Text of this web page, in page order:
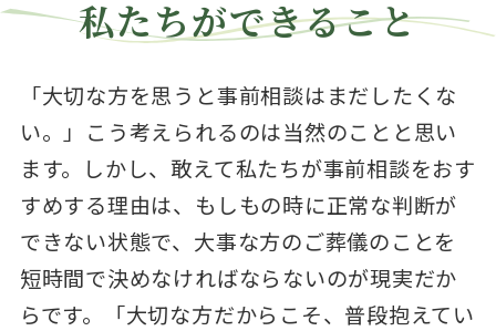
私たちができること
「大切な方を思うと事前相談はまだしたくな
い。」こう考えられるのは当然のことと思い
ます。しかし、敢えて私たちが事前相談をおす
すめする理由は、もしもの時に正常な判断が
できない状態で、大事な方のご葬儀のことを
短時間で決めなければならないのが現実だか
らです。「大切な方だからこそ、普段抱えてい